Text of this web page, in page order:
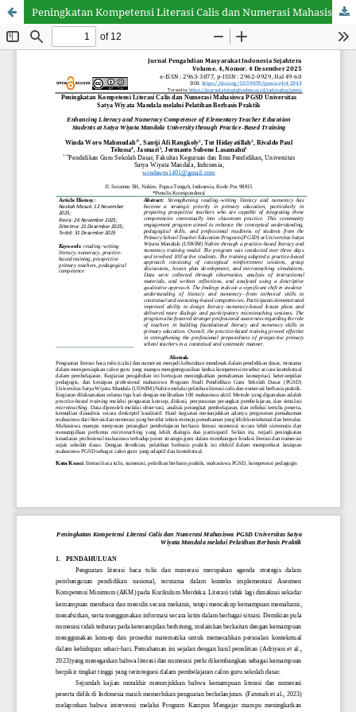
Peningkatan Kompetensi Literasi Calis dan Numerasi Mahasiswa PGSD Universitas Satya Wiyata Mandala melalui Pelatihan Berbasis Praktik